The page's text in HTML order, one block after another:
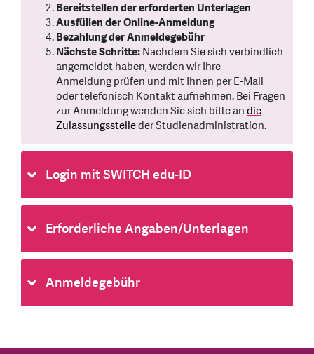
Bereitstellen der erforderten Unterlagen
Ausfüllen der Online-Anmeldung
Bezahlung der Anmeldegebühr
Nächste Schritte:Nachdem Sie sich verbindlich
angemeldet haben, werden wir Ihre
Anmeldung prüfen und mit Ihnen per E-Mail
oder telefonisch Kontakt aufnehmen. Bei Fragen
zur Anmeldung wenden Sie sich bitte andie
Zulassungsstelleder Studienadministration.
Login mit SWITCH edu-ID
Erforderliche Angaben/Unterlagen
Anmeldegebühr